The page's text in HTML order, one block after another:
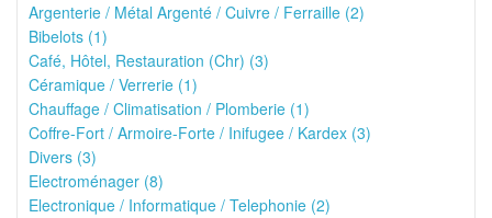
Argenterie / Métal Argenté / Cuivre / Ferraille (2)
Bibelots (1)
Café, Hôtel, Restauration (Chr) (3)
Céramique / Verrerie (1)
Chauffage / Climatisation / Plomberie (1)
Coffre-Fort / Armoire-Forte / Inifugee / Kardex (3)
Divers (3)
Electroménager (8)
Electronique / Informatique / Telephonie (2)